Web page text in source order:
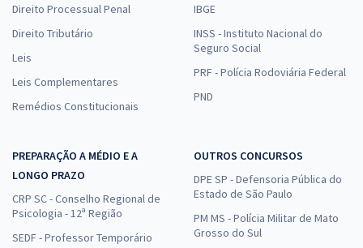
Direito Processual Penal
Direito Tributário
Leis
Leis Complementares
Remédios Constitucionais
IBGE
INSS - Instituto Nacional do
Seguro Social
PRF - Polícia Rodoviária Federal
PND
PREPARAÇÃO A MÉDIO E A
LONGO PRAZO
CRP SC - Conselho Regional de
Psicologia - 12ª Região
SEDF - Professor Temporário
OUTROS CONCURSOS
DPE SP - Defensoria Pública do
Estado de São Paulo
PM MS - Polícia Militar de Mato
Grosso do Sul